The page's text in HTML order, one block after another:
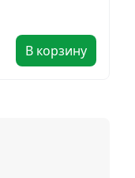
В корзину